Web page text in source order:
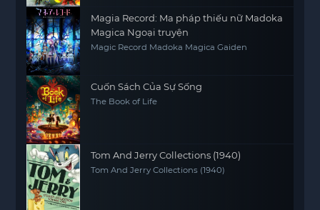
Magia Record: Ma pháp thiếu nữ Madoka
Magica Ngoại truyện
Magic Record Madoka Magica Gaiden
Cuốn Sách Của Sự Sống
The Book of Life
Tom And Jerry Collections (1940)
Tom And Jerry Collections (1940)